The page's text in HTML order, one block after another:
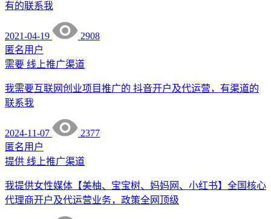
有的联系我
2021-04-19
2908
匿名用户
需要 线上推广渠道
我需要互联网创业项目推广的 抖音开户及代运营，有渠道的
联系我
2024-11-07
2377
匿名用户
提供 线上推广渠道
我提供女性媒体【美柚、宝宝树、妈妈网、小红书】全国核心
代理商开户及代运营业务，政策全网顶级